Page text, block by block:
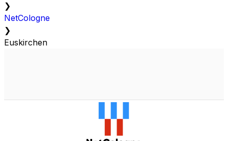
❯
NetCologne
❯
Euskirchen